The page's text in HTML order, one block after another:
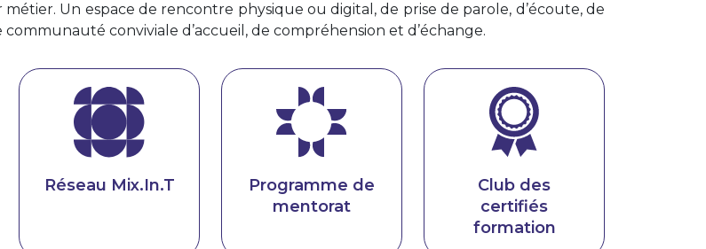
Un espace de rencontre physique ou digital, de prise de parole, d’écoute, de
conviviale d’accueil, de compréhension et d’échange.
Réseau Mix.In.T
Programme de
mentorat
Club des
certifiés
formation